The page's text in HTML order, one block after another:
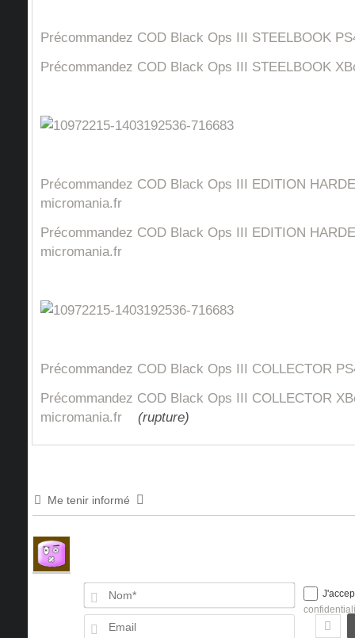
Précommandez COD Black Ops III STEELBOOK
Précommandez COD Black Ops III STEELBOOK
Précommandez COD Black Ops III EDITION
micromania.fr
Précommandez COD Black Ops III EDITION
micromania.fr
Précommandez COD Black Ops III COLLECTOR
Précommandez COD Black Ops III COLLECTOR
micromania.fr
(rupture)
Me tenir informé
Nom*